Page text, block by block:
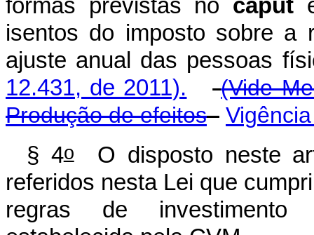
formas previstas no caput
isentos do imposto sobre a
ajuste anual das
12.431, de 2011).
(Vide
Produção de efeitos
§ 4oO disposto neste
referidos nesta Lei que
regras de investimento